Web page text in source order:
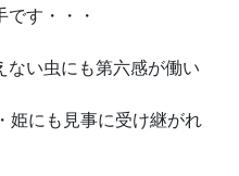
す・・・
ない虫にも第六感が働い
姫にも見事に受け継がれ